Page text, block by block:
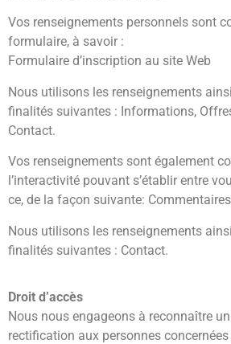
Vos renseignements personnels sont
formulaire, à savoir :
Formulaire d’inscription au site Web
Nous utilisons les renseignements
finalités suivantes : Informations,
Contact.
Vos renseignements sont également
l’interactivité pouvant s’établir entre
ce, de la façon suivante:
Nous utilisons les renseignements
finalités suivantes : Contact.
Droit d’accès
Nous nous engageons à reconnaître
rectification aux personnes